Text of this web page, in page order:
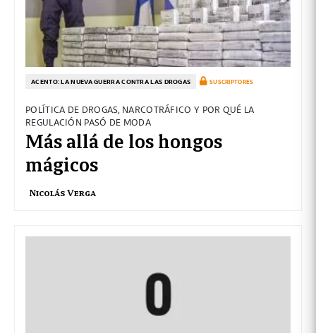
ACENTO: LA NUEVA GUERRA CONTRA LAS DROGAS SUSCRIPTORES
POLÍTICA DE DROGAS, NARCOTRÁFICO Y POR QUÉ LA
REGULACIÓN PASÓ DE MODA
Más allá de los hongos
mágicos
Nicolás Verga